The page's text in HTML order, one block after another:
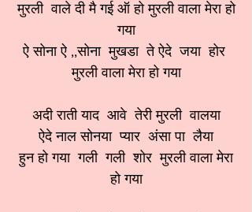
मुरली वाले दी मै गई ऑ हो मुरली वाला मेरा हो
गया
ऐ सोना ऐ ,,सोना मुखडा ते ऐदे जया होर
मुरली वाला मेरा हो गया
अदी राती याद आवे तेरी मुरली वालया
ऐदे नाल सोनया प्यार अंसा पा लैया
हुन हो गया गली गली शोर मुरली वाला मेरा
हो गया